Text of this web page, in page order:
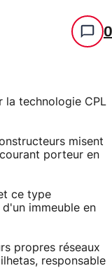
0
la technologie CPL
misent
porteur en
ce type
immeuble en
propres réseaux
responsable